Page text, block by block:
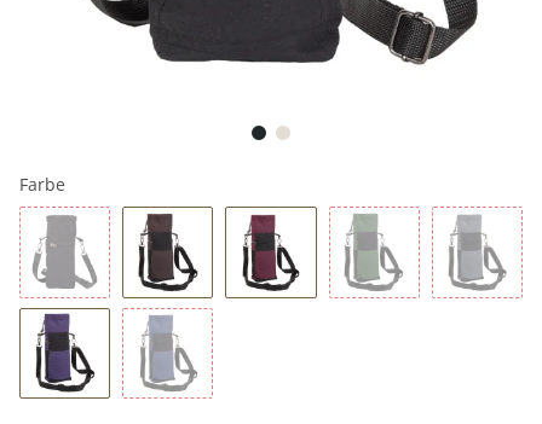
Farbe
Schwarz Braun